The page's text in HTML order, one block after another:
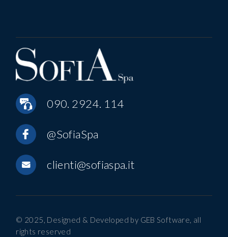
090. 2924. 114
@SofiaSpa
clienti@sofiaspa.it
© 2025, Designed & Developed by GEB Software, all
rights reserved